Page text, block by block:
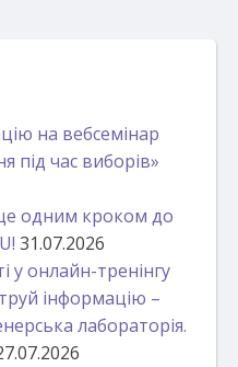
на вебсемінар
під час виборів»
одним кроком до
31.07.2026
у онлайн-тренінгу
інформацію –
лабораторія.